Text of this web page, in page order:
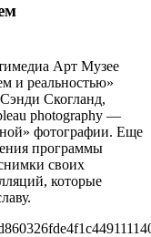
Арт Музее
и реальностью»
Скогланд,
photography —
фотографии. Еще
программы
своих
которые